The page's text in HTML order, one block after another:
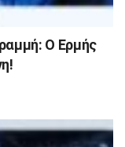
Ο Ερμής